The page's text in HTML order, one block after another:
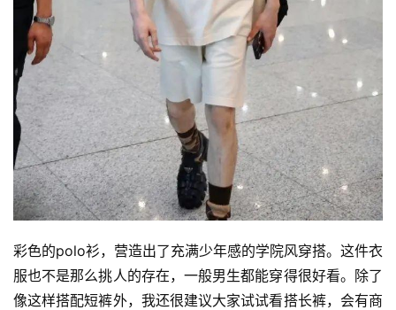
彩色的polo衫，营造出了充满少年感的学院风穿搭。这件衣
服也不是那么挑人的存在，一般男生都能穿得很好看。除了
像这样搭配短裤外，我还很建议大家试试看搭长裤，会有商